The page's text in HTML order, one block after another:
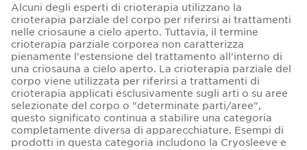
Alcuni degli esperti di crioterapia utilizzano la
crioterapia parziale del corpo per riferirsi ai trattamenti
nelle criosaune a cielo aperto. Tuttavia, il termine
crioterapia parziale corporea non caratterizza
pienamente l'estensione del trattamento all'interno di
una criosauna a cielo aperto. La crioterapia parziale del
corpo viene utilizzata per riferirsi a trattamenti di
crioterapia applicati esclusivamente sugli arti o su aree
selezionate del corpo o "determinate parti/aree",
questo significato continua a stabilire una categoria
completamente diversa di apparecchiature. Esempi di
prodotti in questa categoria includono la Cryosleeve e